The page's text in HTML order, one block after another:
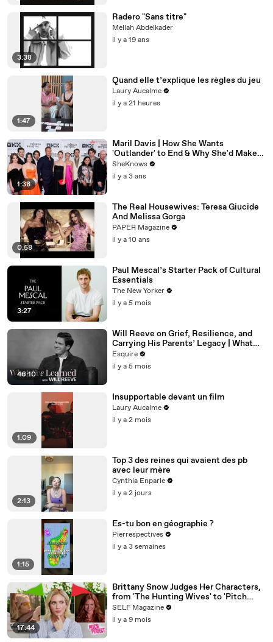
3:38
Radero "Sans titre"
Mellah Abdelkader
il y a 19 ans
1:47
Quand elle t’explique les règles du jeu
Laury Aucalme
il y a 21 heures
1:38
Maril Davis | How She Wants
'Outlander' to End & Why She'd Make
Caitríona Balfe Do a TikTok Dance
SheKnows
il y a 3 ans
0:58
The Real Housewives: Teresa Giucide
And Melissa Gorga
PAPER Magazine
il y a 10 ans
3:27
Paul Mescal’s Starter Pack of Cultural
Essentials
The New Yorker
il y a 5 mois
46:10
Will Reeve on Grief, Resilience, and
Carrying His Parents’ Legacy | What
I’ve Learned | Esquire
Esquire
il y a 5 mois
1:09
Insupportable devant un film
Laury Aucalme
il y a 2 mois
2:13
Top 3 des reines qui avaient des pb
avec leur mère
Cynthia Enparle
il y a 2 jours
1:15
Es-tu bon en géographie ?
Pierrespectives
il y a 3 semaines
17:44
Brittany Snow Judges Her Characters,
from 'The Hunting Wives' to 'Pitch
Perfect'
SELF Magazine
il y a 9 mois